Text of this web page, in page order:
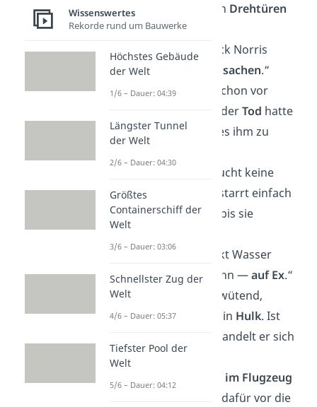
„Chuck Norris kann Drehtüren
zuschlagen.“
„Es gibt keine Chuck Norris
Witze. Das sind
Tatsachen.“
„Chuck Norris ist schon vor
Jahren gestorben, derTod hatte
nur zu vielAngst
, es ihm zu
„Chuck Norris braucht keine
Taschenlampe. Er starrt einfach
in dieDunkelheit
, bis sie
„Chuck Norris trinkt Wasser
direkt aus dem Hahn —auf Ex.“
„Ist Bruce Banner wütend,
verwandelt er sich in Hulk. Ist
Hulk wütend, verwandelt er sich
in Chuck Norris.“
im Flugzeug
— weil er dafür vor die
Wissenswertes
Rekorde rund um Bauwerke
Höchstes Gebäude
der Welt
1/6 – Dauer: 04:39
Längster Tunnel
der Welt
2/6 – Dauer: 04:30
Größtes
Containerschiff der
Welt
3/6 – Dauer: 03:06
Schnellster Zug der
Welt
4/6 – Dauer: 05:37
Tiefster Pool der
Welt
5/6 – Dauer: 04:12